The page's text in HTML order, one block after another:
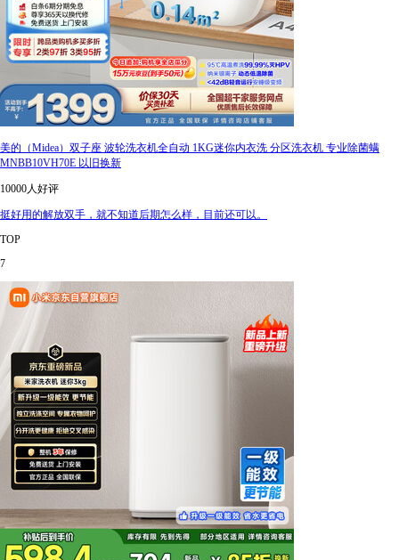
美的（Midea）双子座 波轮洗衣机全自动 1KG迷你内衣洗 分区洗衣机 专业除菌螨
MNBB10VH70E 以旧换新
10000人好评
挺好用的解放双手，就不知道后期怎么样，目前还可以。
TOP
7